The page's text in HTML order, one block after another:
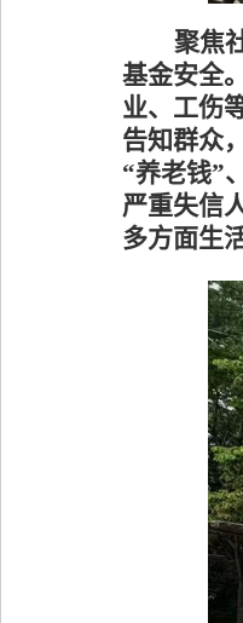
聚焦
基金安全
业、工伤
告知群众
“养老钱”
严重失信
多方面生